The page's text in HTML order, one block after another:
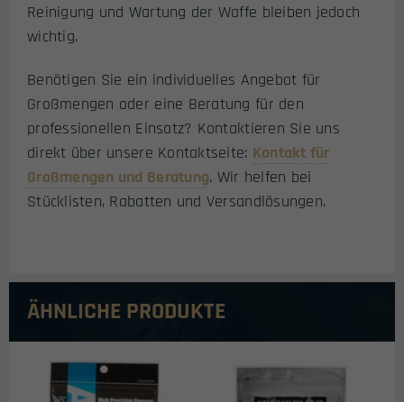
Reinigung und Wartung der Waffe bleiben jedoch
wichtig.
Benötigen Sie ein individuelles Angebot für
Großmengen oder eine Beratung für den
professionellen Einsatz? Kontaktieren Sie uns
direkt über unsere Kontaktseite: Kontakt für
Großmengen und Beratung. Wir helfen bei
Stücklisten, Rabatten und Versandlösungen.
ÄHNLICHE PRODUKTE